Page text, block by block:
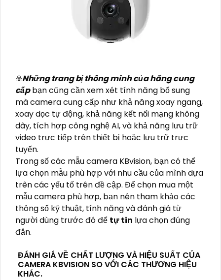
☣️Những trang bị thông minh của hãng cung
cấpbạn cũng cần xem xét tính năng bổ sung
mà camera cung cấp như khả năng xoay ngang,
xoay dọc tự động, khả năng kết nối mạng không
dây, tích hợp công nghệ AI, và khả năng lưu trữ
video trực tiếp trên thiết bị hoặc lưu trữ trực
tuyến.
Trong số các mẫu camera KBvision, bạn có thể
lựa chọn mẫu phù hợp với nhu cầu của mình dựa
trên các yếu tố trên đề cập. Để chọn mua một
mẫu camera phù hợp, bạn nên tham khảo các
thông số kỹ thuật, tính năng và đánh giá từ
người dùng trước đó để tự tin lựa chọn đúng
đắn.
ĐÁNH GIÁ VỀ CHẤT LƯỢNG VÀ HIỆU SUẤT CỦA
CAMERA KBVISION SO VỚI CÁC THƯƠNG HIỆU
KHÁC.